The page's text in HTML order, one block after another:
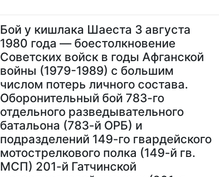
Бой у кишлака Шаеста 3 августа
1980 года — боестолкновение
Советских войск в годы Афганской
войны (1979-1989) с большим
числом потерь личного состава.
Оборонительный бой 783-го
отдельного разведывательного
батальона (783-й ОРБ) и
подразделений 149-го гвардейского
мотострелкового полка (149-й гв.
МСП) 201-й Гатчинской